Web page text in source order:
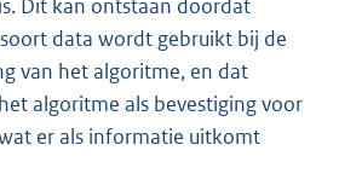
Dit kan ontstaan doordat
data wordt gebruikt bij de
van het algoritme, en dat
algoritme als bevestiging voor
er als informatie uitkomt